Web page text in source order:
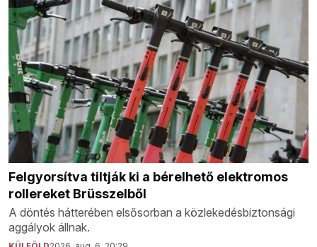
Felgyorsítva tiltják ki a bérelhető elektromos
rollereket Brüsszelből
A döntés hátterében elsősorban a közlekedésbiztonsági
aggályok állnak.